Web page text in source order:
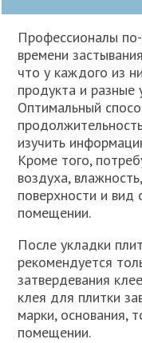
Профессионалы
времени
что у каждого из
продукта и разные
Оптимальный
изучить
Кроме того,
воздуха,
поверхности и вид
помещении.
После укладки
рекомендуется
затвердевания
клея для плитки
марки, основания,
помещении.